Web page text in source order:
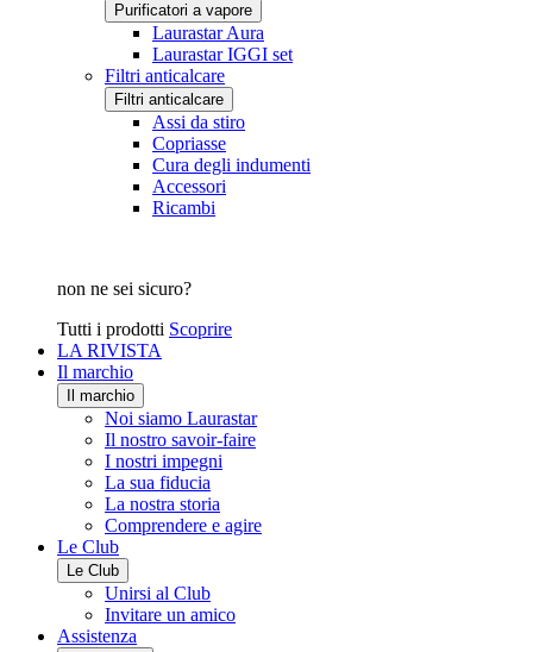
Purificatori a vapore
Laurastar Aura
Laurastar IGGI set
Filtri anticalcare
Filtri anticalcare
Assi da stiro
Copriasse
Cura degli indumenti
Accessori
Ricambi
non ne sei sicuro?
Tutti i prodotti Scoprire
LA RIVISTA
Il marchio
Il marchio
Noi siamo Laurastar
Il nostro savoir-faire
I nostri impegni
La sua fiducia
La nostra storia
Comprendere e agire
Le Club
Le Club
Unirsi al Club
Invitare un amico
Assistenza